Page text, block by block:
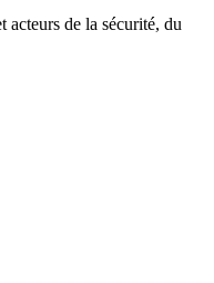
acteurs de la sécurité, du